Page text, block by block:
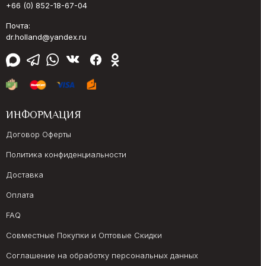
+66 (0) 852-18-67-04
Почта:
dr.holland@yandex.ru
ИНФОРМАЦИЯ
Договор Оферты
Политика конфиденциальности
Доставка
Оплата
FAQ
Совместные Покупки и Оптовые Скидки
Соглашение на обработку персональных данных